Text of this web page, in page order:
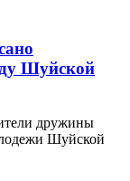
Шуйской
дружины
Шуйской